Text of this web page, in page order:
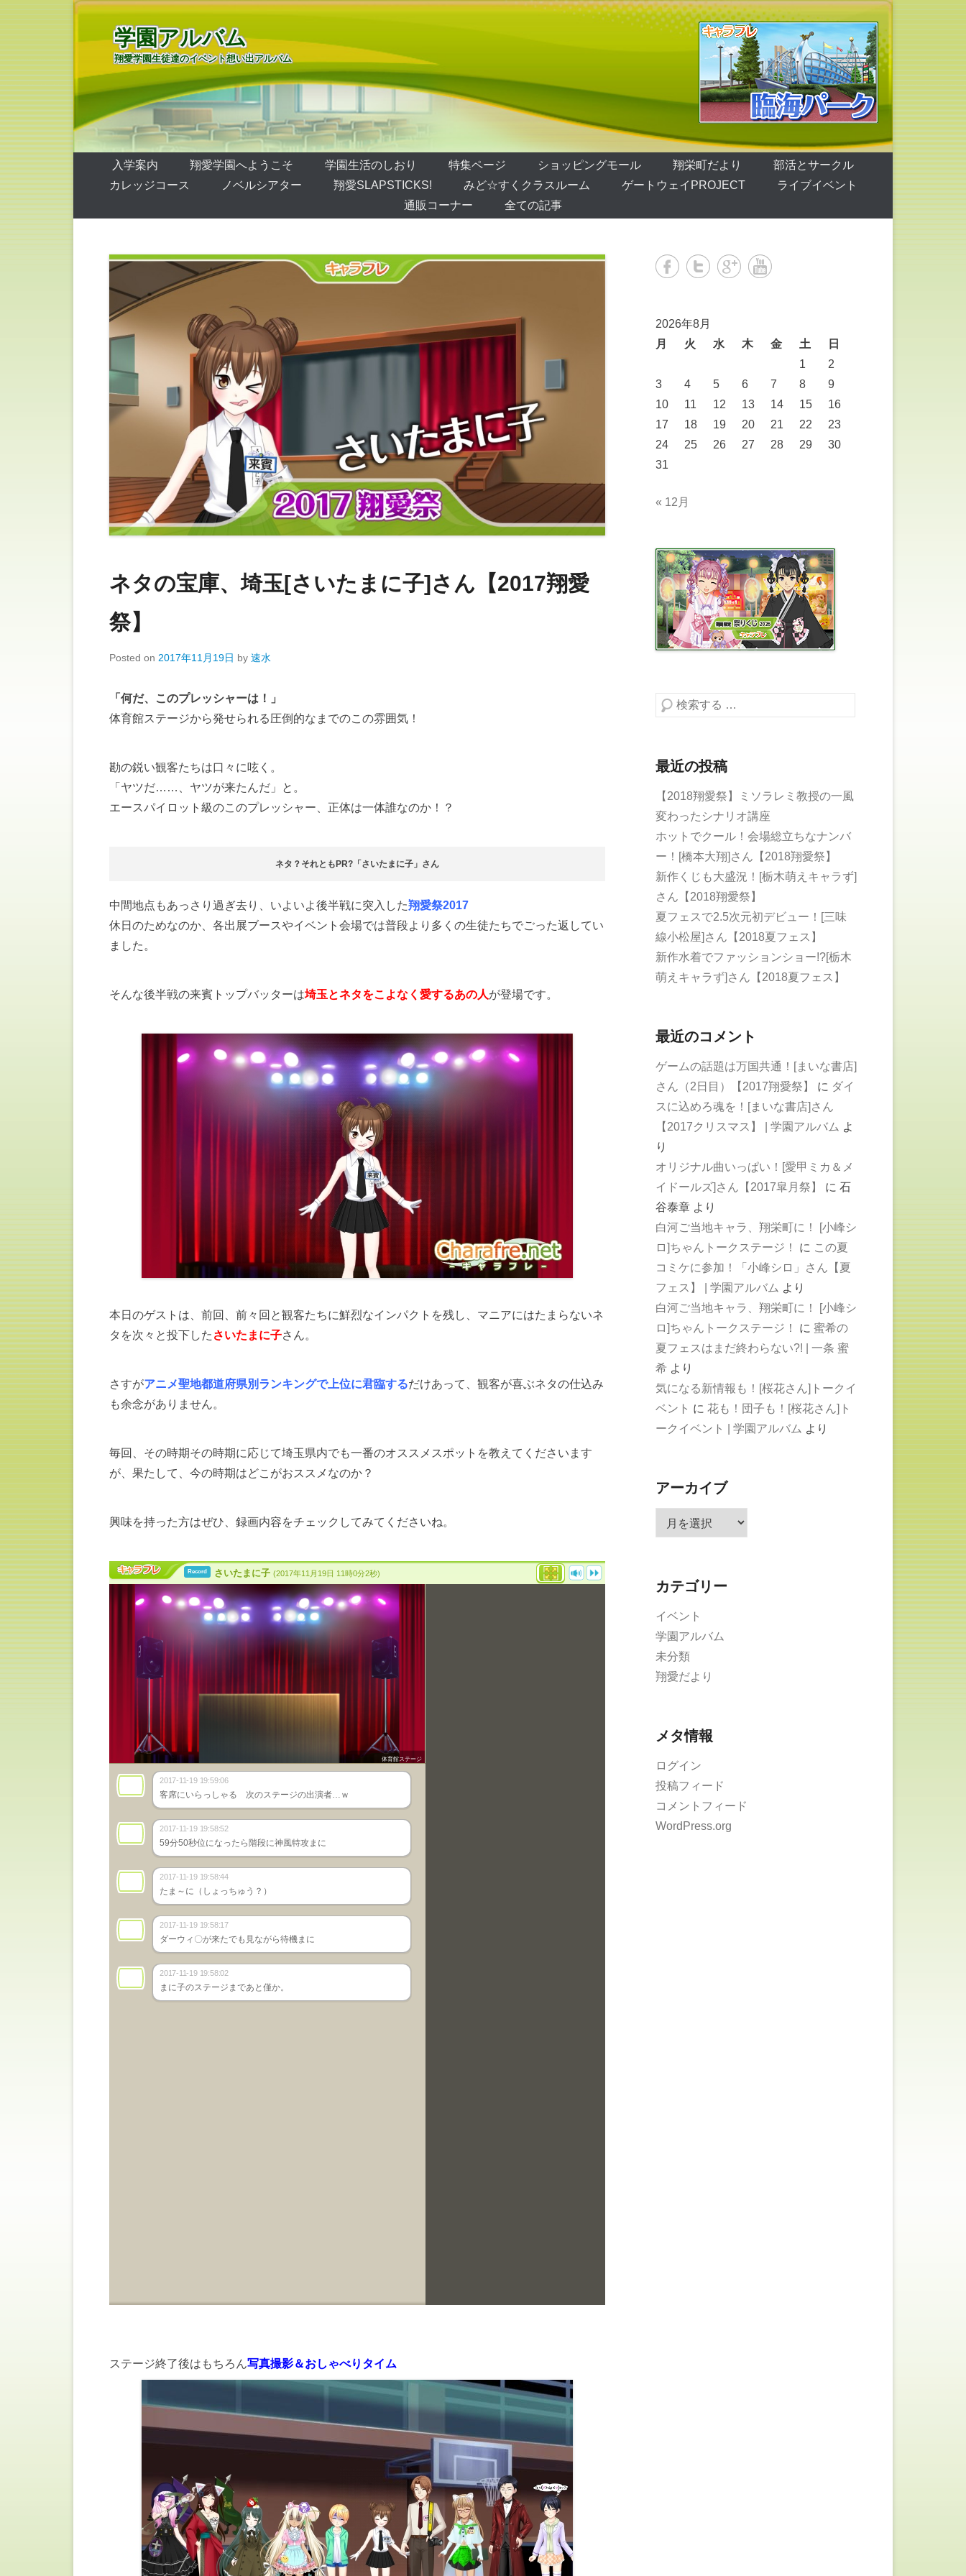
学園アルバム
翔愛学園生徒達のイベント想い出アルバム
第1メニュー
コンテンツへ移動
入学案内 翔愛学園へようこそ 学園生活のしおり 特集ページ ショッピングモール 翔栄町だより
部活とサークル
カレッジコース
ノベルシアター 翔愛SLAPSTICKS! みど☆すくクラスルーム ゲートウェイPROJECT
ライブイベント
通販コーナー
全ての記事
ネタの宝庫、埼玉[さいたまに子]さん【2017翔愛
祭】
Posted on 2017年11月19日 by 速水
「何だ、このプレッシャーは！」
体育館ステージから発せられる圧倒的なまでのこの雰囲気！
勘の鋭い観客たちは口々に呟く。
「ヤツだ……、ヤツが来たんだ」と。
エースパイロット級のこのプレッシャー、正体は一体誰なのか！？
ネタ？それともPR?「さいたまに子」さん
中間地点もあっさり過ぎ去り、いよいよ後半戦に突入した翔愛祭2017
休日のためなのか、各出展ブースやイベント会場では普段より多くの生徒たちでごった返してい
ました。
そんな後半戦の来賓トップバッターは埼玉とネタをこよなく愛するあの人が登場です。
本日のゲストは、前回、前々回と観客たちに鮮烈なインパクトを残し、マニアにはたまらないネ
タを次々と投下した さいたまに子さん。
さすがアニメ聖地都道府県別ランキングで上位に君臨するだけあって、観客が喜ぶネタの仕込み
も余念がありません。
毎回、その時期その時期に応じて埼玉県内でも一番のオススメスポットを教えてくださいます
が、果たして、今の時期はどこがおススメなのか？
興味を持った方はぜひ、録画内容をチェックしてみてくださいね。
ステージ終了後はもちろん写真撮影＆おしゃべりタイム
2026年8月
月
火 水 木 金 土
日
1
2
3
4 5 6 7 8
9
10
11 12 13 14 15
16
17
18 19 20 21 22
23
24
25 26 27 28 29
30
31
« 12月
検索する
最近の投稿
【2018翔愛祭】ミソラレミ教授の一風
変わったシナリオ講座
ホットでクール！会場総立ちなナンバ
ー！[橋本大翔]さん【2018翔愛祭】
新作くじも大盛況！[栃木萌えキャラず]
さん【2018翔愛祭】
夏フェスで2.5次元初デビュー！[三味
線小松屋]さん【2018夏フェス】
新作水着でファッションショー!?[栃木
萌えキャラず]さん【2018夏フェス】
最近のコメント
ゲームの話題は万国共通！[まいな書店]
さん（2日目）【2017翔愛祭】
に ダイ
スに込めろ魂を！[まいな書店]さん
【2017クリスマス】 | 学園アルバム よ
り
オリジナル曲いっぱい！[愛甲ミカ＆メ
イドールズ]さん【2017皐月祭】
に 石
谷泰章 より
白河ご当地キャラ、翔栄町に！ [小峰シ
ロ]ちゃんトークステージ！
に この夏
コミケに参加！「小峰シロ」さん【夏
フェス】 | 学園アルバム より
白河ご当地キャラ、翔栄町に！ [小峰シ
ロ]ちゃんトークステージ！
に 蜜希の
夏フェスはまだ終わらない?! | 一条 蜜
希 より
気になる新情報も！[桜花さん]トークイ
ベント に 花も！団子も！[桜花さん]ト
ークイベント | 学園アルバム より
アーカイブ
ー
カテゴリー
イベント
学園アルバム
未分類
翔愛だより
メタ情報
ログイン
投稿フィード
コメントフィード
WordPress.org